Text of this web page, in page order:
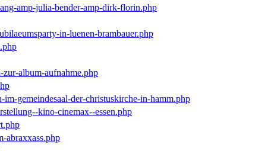
amp-julia-bender-amp-dirk-florin.php
in-luenen-brambauer.php
album-aufnahme.php
gemeindesaal-der-christuskirche-in-hamm.php
kino-cinemax--essen.php
abraxxass.php